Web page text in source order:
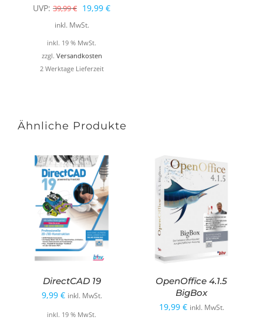
UVP: 39,99€ Ursprünglicher
Preis
war:
39,99 €
19,99 €Aktueller
inkl. MwSt.
inkl. 19 % MwSt.
zzgl. Versandkosten
2 Werktage Lieferzeit
Ähnliche Produkte
DirectCAD 19
9,99 € inkl. MwSt.
inkl. 19 % MwSt.
OpenOffice 4.1.5
BigBox
19,99 € inkl. MwSt.